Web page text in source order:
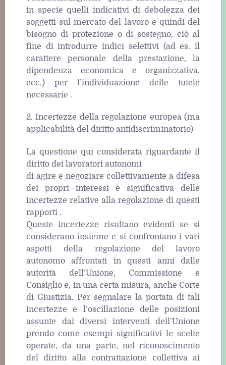
in specie quelli indicativi di debolezza dei
soggetti sul mercato del lavoro e quindi del
bisogno di protezione o di sostegno, ciò al
fine di introdurre indici selettivi (ad es. il
carattere personale della prestazione, la
dipendenza economica e organizzativa,
ecc.) per l’individuazione delle tutele
necessarie .
2. Incertezze della regolazione europea (ma
applicabilità del diritto antidiscriminatorio)
La questione qui considerata riguardante il
diritto dei lavoratori autonomi
di agire e negoziare collettivamente a difesa
dei propri interessi è significativa delle
incertezze relative alla regolazione di questi
rapporti .
Queste incertezze risultano evidenti se si
considerano insieme e si confrontano i vari
aspetti della regolazione del lavoro
autonomo affrontati in questi anni dalle
autorità dell’Unione, Commissione e
Consiglio e, in una certa misura, anche Corte
di Giustizia. Per segnalare la portata di tali
incertezze e l’oscillazione delle posizioni
assunte dai diversi interventi dell’Unione
prendo come esempi significativi le scelte
operate, da una parte, nel riconoscimento
del diritto alla contrattazione collettiva ai